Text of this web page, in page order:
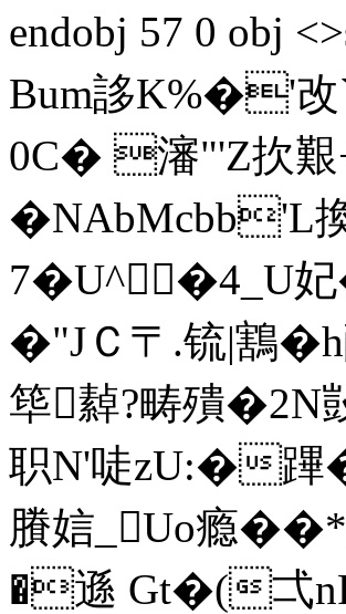
endobj 57 0 obj
Bum誃K%�'改
0C� 瀋"'Z扻艱
�NAbMcbb'L
7�U^�4_U
�"JＣ〒.锍|鶷
筚繛?畴殨
职N'唗zU:�蹕
賸娮_Uo瘾
�遜 Gt�(弌